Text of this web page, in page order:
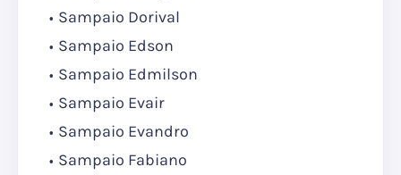
Sampaio Dorival
Sampaio Edson
Sampaio Edmilson
Sampaio Evair
Sampaio Evandro
Sampaio Fabiano